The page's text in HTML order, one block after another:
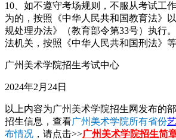
10、如不遵守考场规则，不服从考试工
为的，按照《中华人民共和国教育法》
规处理办法》（教育部令第33号）执行
法机关，按照《中华人民共和国刑法》
广州美术学院招生考试中心
2024年2月24日
以上内容为广州美术学院招生网发布的
招生信息，查看广州美术学院所有省份
布情况 ，请点击>>广州美术学院招生简